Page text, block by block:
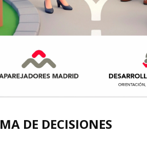
DE DECISIONES